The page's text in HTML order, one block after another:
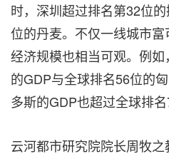
时，深圳超过排名第32位
位的丹麦。不仅一线城市
经济规模也相当可观。例
的GDP与全球排名56位的
多斯的GDP也超过全球排名
云河都市研究院院长周牧